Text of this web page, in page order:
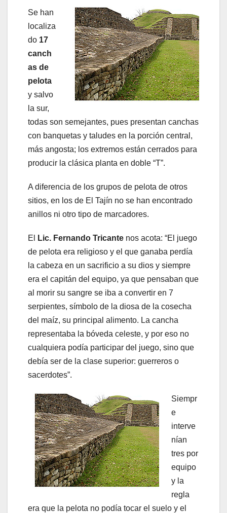
Se han
localiza
do 17
canch
as de
pelota
y salvo
la sur,
todas son semejantes, pues presentan canchas
con banquetas y taludes en la porción central,
más angosta; los extremos están cerrados para
producir la clásica planta en doble “T”.
A diferencia de los grupos de pelota de otros
sitios, en los de El Tajín no se han encontrado
anillos ni otro tipo de marcadores.
El Lic. Fernando Tricante nos acota: “El juego
de pelota era religioso y el que ganaba perdía
la cabeza en un sacrificio a su dios y siempre
era el capitán del equipo, ya que pensaban que
al morir su sangre se iba a convertir en 7
serpientes, símbolo de la diosa de la cosecha
del maíz, su principal alimento. La cancha
representaba la bóveda celeste, y por eso no
cualquiera podía participar del juego, sino que
debía ser de la clase superior: guerreros o
sacerdotes”.
Siempr
e
interve
nían
tres por
equipo
y la
regla
era que la pelota no podía tocar el suelo y el